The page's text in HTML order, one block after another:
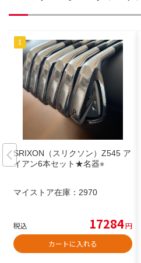
SRIXON（スリクソン）Z545 ア
イアン6本セット★名器⭐︎
マイストア在庫： 2970
税込 17284円
カートに入れる